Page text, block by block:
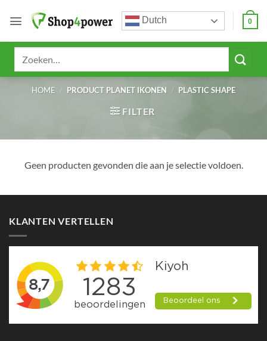
naar
Dutch 0
HOME / PRODUCT PLANET IKONEN / PLASTIC SHAPE
FILTER
Geen producten gevonden die aan je selectie voldoen.
KLANTEN VERTELLEN